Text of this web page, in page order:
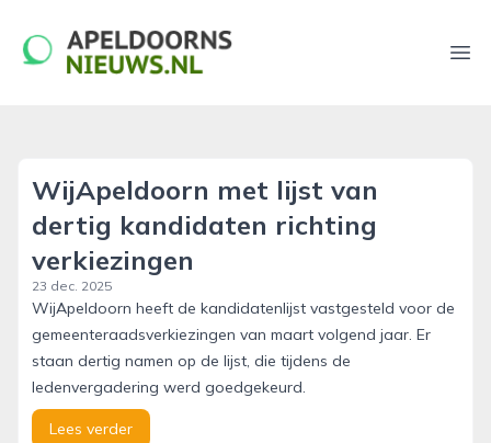
apeldoornsnieuws.nl
WijApeldoorn met lijst van
dertig kandidaten richting
verkiezingen
23 dec. 2025
WijApeldoorn heeft de kandidatenlijst vastgesteld voor de
gemeenteraadsverkiezingen van maart volgend jaar. Er
staan dertig namen op de lijst, die tijdens de
ledenvergadering werd goedgekeurd.
Lees verder